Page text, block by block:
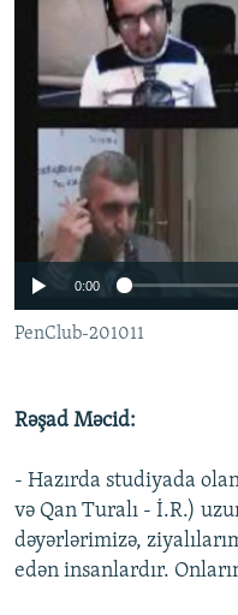
FOTOQALEREYA
İNFOQRAFIKA
AZƏRBAYCAN ƏDƏBIYYATI
İZ - MƏDƏNIYYƏT PROQRAMI
HAQQIMIZDA
MISSIYAMIZ
PEŞƏ ETIKASI VƏ
MATERIALLARIMIZDAN
AZADLIQRADIOSU MOBIL
BIZIMLƏ ƏLAQƏ
XƏBƏR BÜLLETENLƏRIMIZ
BIZI IZLƏ
RFE/RL-in bütün
No media
0:00
PenClub-201011
Rəşad Məcid:
- Hazırda studiyada
və Qan Turalı - İ.R.)
dəyərlərimizə,
edən insanlardır.